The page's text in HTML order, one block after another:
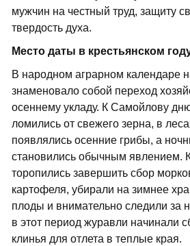
мужчин на честный труд, защиту
твердость духа.
Место даты в крестьянском
В народном аграрном календаре
знаменовало собой переход
осеннему укладу. К Самойлову
ломились от свежего зерна, в
появлялись осенние грибы, а
становились обычным явлением.
торопились завершить сбор
картофеля, убирали на зимнее
плоды и внимательно следили за
в этот период журавли начинали
клинья для отлета в теплые края.